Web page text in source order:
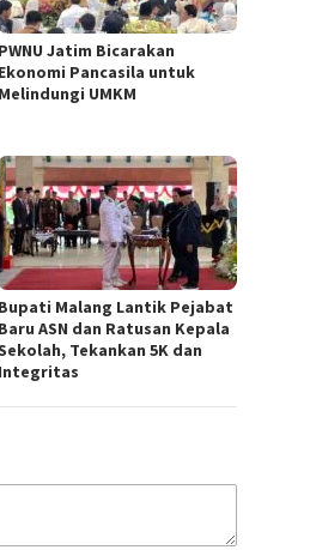
PWNU Jatim Bicarakan
Ekonomi Pancasila untuk
Melindungi UMKM
Bupati Malang Lantik Pejabat
Baru ASN dan Ratusan Kepala
Tekankan 5K dan
Integritas